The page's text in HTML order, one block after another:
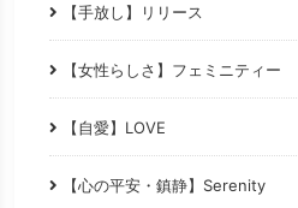
【手放し】リリース
【女性らしさ】フェミニティー
【自愛】LOVE
【心の平安・鎮静】Serenity